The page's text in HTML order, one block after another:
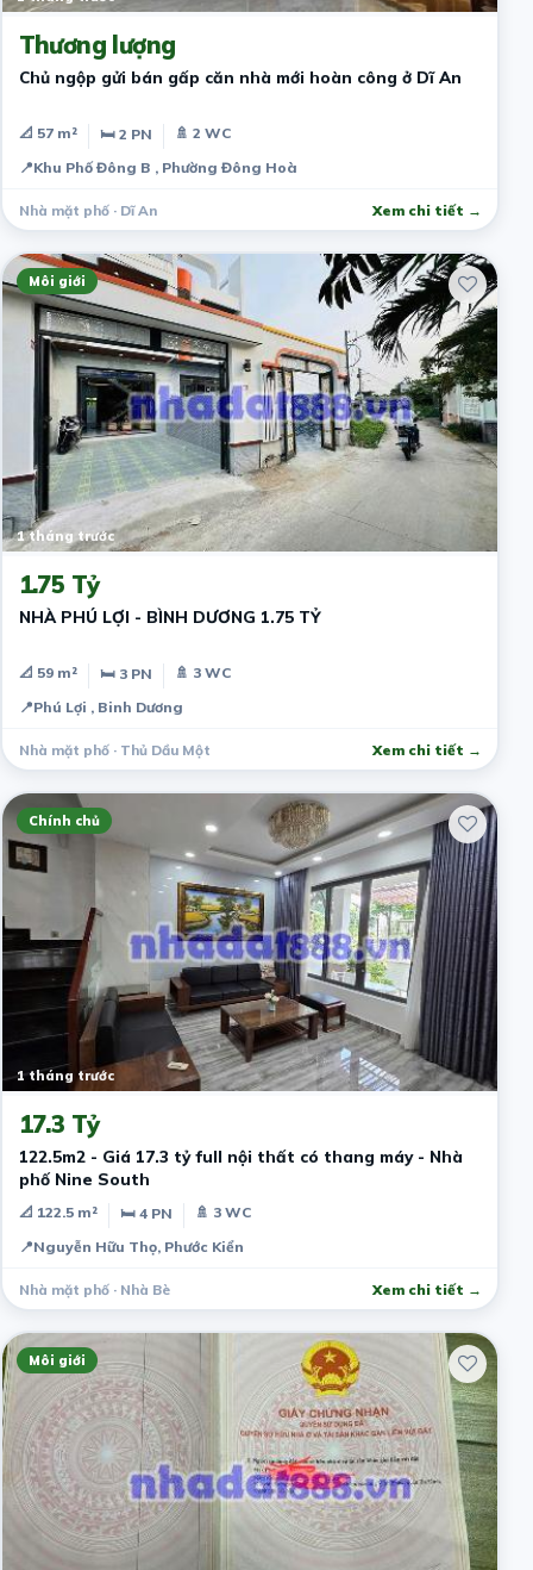
Thương lượng
Chủ ngộp gửi bán gấp căn nhà mới hoàn công ở Dĩ An
📐 57 m² 🛏 2 PN
🚿 2 WC
📍Khu Phố Đông B , Phường Đông Hoà
Nhà mặt phố · Dĩ An Xem chi tiết →
Môi giới
1 tháng trước
1.75 Tỷ
NHÀ PHÚ LỢI - BÌNH DƯƠNG 1.75 TỶ
📐 59 m² 🛏 3 PN
🚿 3 WC
📍Phú Lợi , Binh Dương
Nhà mặt phố · Thủ Dầu Một Xem chi tiết →
Chính chủ
1 tháng trước
17.3 Tỷ
122.5m2 - Giá 17.3 tỷ full nội thất có thang máy - Nhà
phố Nine South
📐 122.5 m² 🛏 4 PN
🚿 3 WC
📍Nguyễn Hữu Thọ, Phước Kiển
Nhà mặt phố · Nhà Bè Xem chi tiết →
Môi giới